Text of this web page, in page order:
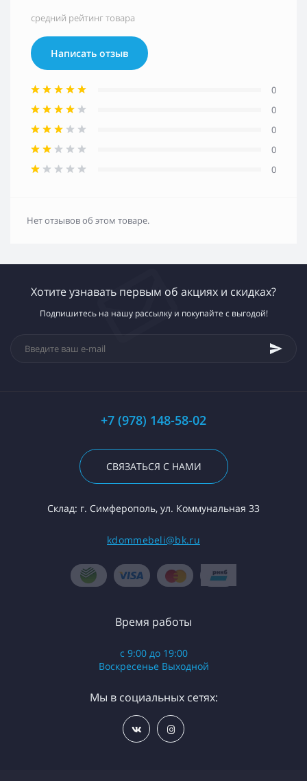
средний рейтинг товара
Написать отзыв
0
0
0
0
0
Нет отзывов об этом товаре.
Хотите узнавать первым об акциях и скидках?
Подпишитесь на нашу рассылку и покупайте с выгодой!
+7 (978) 148-58-02
СВЯЗАТЬСЯ С НАМИ
Склад: г. Симферополь, ул. Коммунальная 33
kdommebeli@bk.ru
Время работы
с 9:00 до 19:00
Воскресенье Выходной
Мы в социальных сетях: